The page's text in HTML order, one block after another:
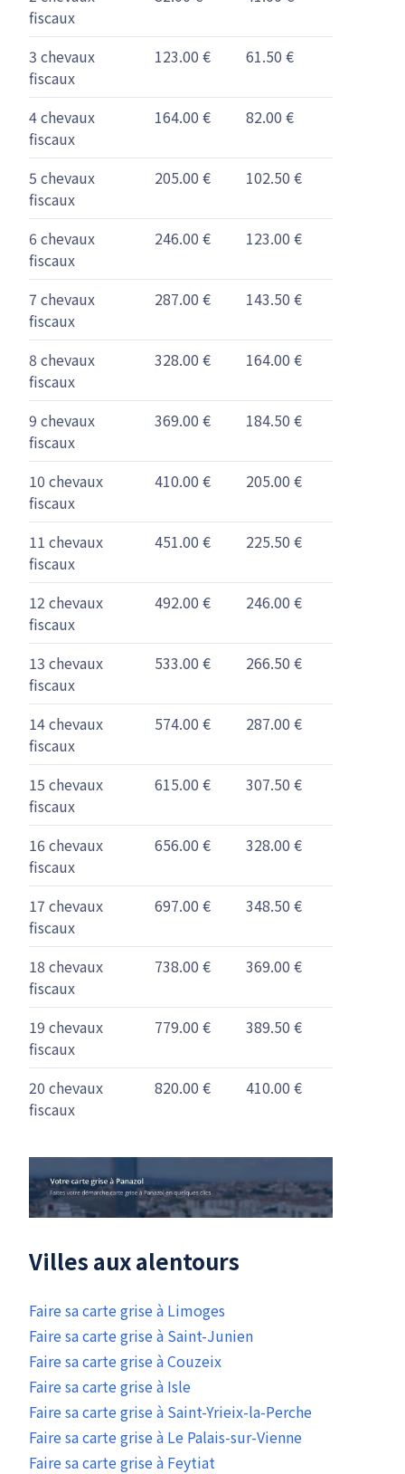
fiscaux
3 chevaux
fiscaux
123.00 € 61.50 €
4 chevaux
fiscaux
164.00 € 82.00 €
5 chevaux
fiscaux
205.00 € 102.50 €
6 chevaux
fiscaux
246.00 € 123.00 €
7 chevaux
fiscaux
287.00 € 143.50 €
8 chevaux
fiscaux
328.00 € 164.00 €
9 chevaux
fiscaux
369.00 € 184.50 €
10 chevaux
fiscaux
410.00 € 205.00 €
11 chevaux
fiscaux
451.00 € 225.50 €
12 chevaux
fiscaux
492.00 € 246.00 €
13 chevaux
fiscaux
533.00 € 266.50 €
14 chevaux
fiscaux
574.00 € 287.00 €
15 chevaux
fiscaux
615.00 € 307.50 €
16 chevaux
fiscaux
656.00 € 328.00 €
17 chevaux
fiscaux
697.00 € 348.50 €
18 chevaux
fiscaux
738.00 € 369.00 €
19 chevaux
fiscaux
779.00 € 389.50 €
20 chevaux
fiscaux
820.00 € 410.00 €
Villes aux alentours
Faire sa carte grise à Limoges
Faire sa carte grise à Saint-Junien
Faire sa carte grise à Couzeix
Faire sa carte grise à Isle
Faire sa carte grise à Saint-Yrieix-la-Perche
Faire sa carte grise à Le Palais-sur-Vienne
Faire sa carte grise à Feytiat